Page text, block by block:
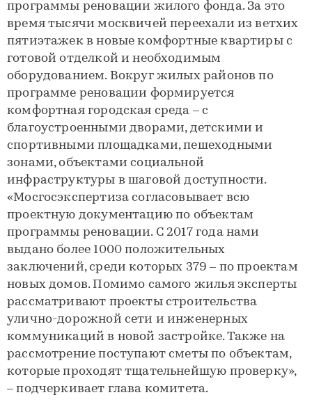
программы реновации жилого фонда. За это
время тысячи москвичей переехали из ветхих
пятиэтажек в новые комфортные квартиры с
готовой отделкой и необходимым
оборудованием. Вокруг жилых районов по
программе реновации формируется
комфортная городская среда – с
благоустроенными дворами, детскими и
спортивными площадками, пешеходными
зонами, объектами социальной
инфраструктуры в шаговой доступности.
«Мосгосэкспертиза согласовывает всю
проектную документацию по объектам
программы реновации. С 2017 года нами
выдано более 1000 положительных
заключений, среди которых 379 – по проектам
новых домов. Помимо самого жилья эксперты
рассматривают проекты строительства
улично-дорожной сети и инженерных
коммуникаций в новой застройке. Также на
рассмотрение поступают сметы по объектам,
которые проходят тщательнейшую проверку»,
– подчеркивает глава комитета.